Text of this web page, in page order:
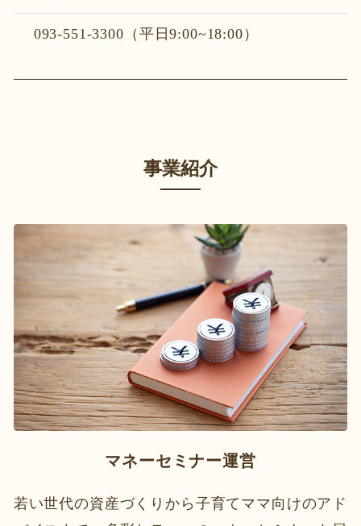
093-551-3300（平日9:00~18:00）
事業紹介
マネーセミナー運営
若い世代の資産づくりから子育てママ向けのアド